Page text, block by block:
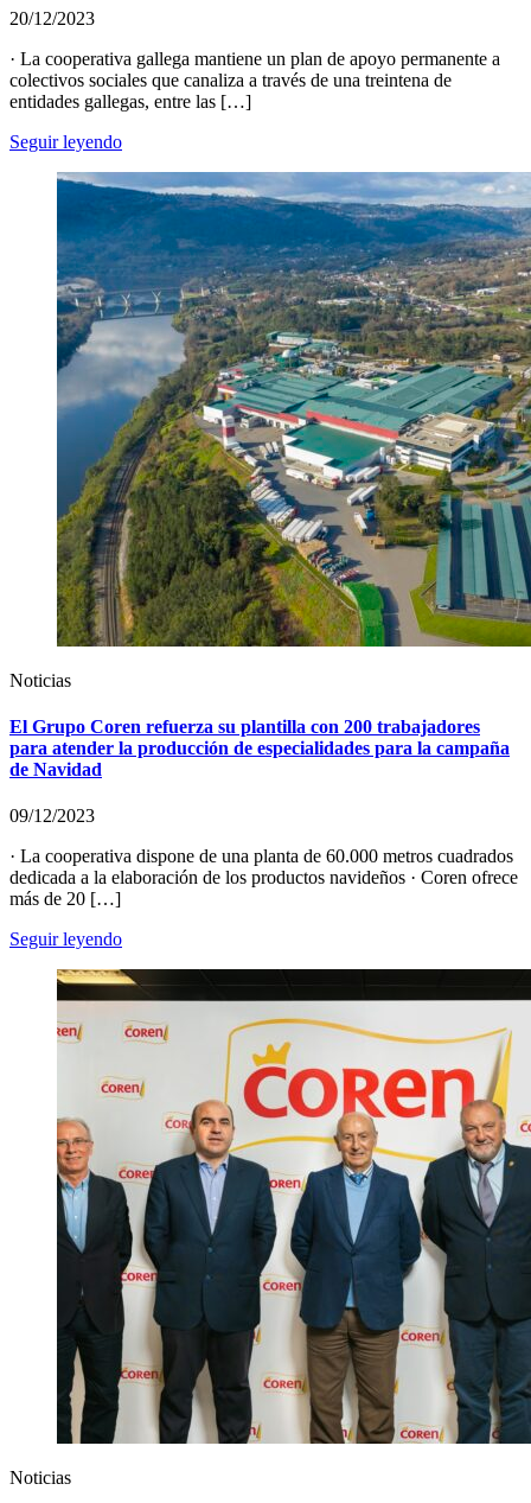
20/12/2023
· La cooperativa gallega mantiene un plan de apoyo permanente a
colectivos sociales que canaliza a través de una treintena de
entidades gallegas, entre las […]
Seguir leyendo
Noticias
El Grupo Coren refuerza su plantilla con 200 trabajadores
para atender la producción de especialidades para la campaña
de Navidad
09/12/2023
· La cooperativa dispone de una planta de 60.000 metros cuadrados
dedicada a la elaboración de los productos navideños · Coren ofrece
más de 20 […]
Seguir leyendo
Noticias